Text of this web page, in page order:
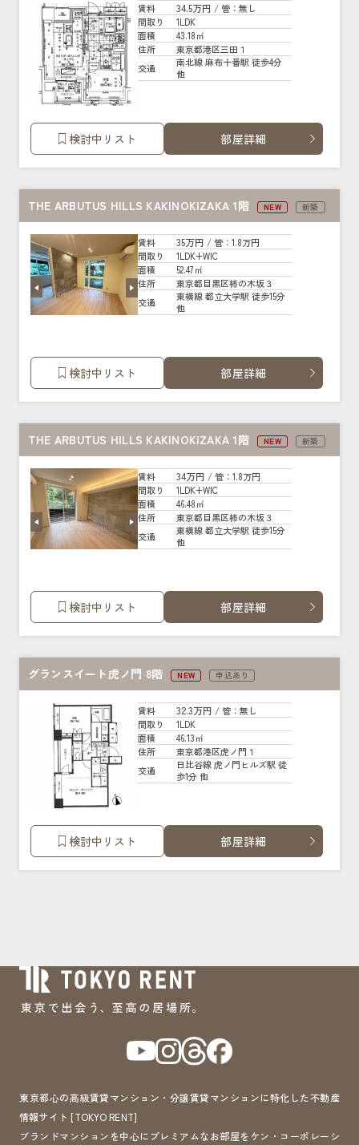
賃料 34.5万円 / 管：無し
間取り
1LDK
面積
43.18㎡
住所
東京都港区三田１
交通
南北線 麻布十番駅 徒歩4分
他
検討中リスト 部屋詳細
THE ARBUTUS HILLS KAKINOKIZAKA 1階 NEW 新築
賃料 35万円 / 管：1.8万円
間取り
1LDK+WIC
面積
52.47㎡
住所
東京都目黒区柿の木坂３
交通
東横線 都立大学駅 徒歩15分
他
検討中リスト 部屋詳細
THE ARBUTUS HILLS KAKINOKIZAKA 1階 NEW 新築
賃料 34万円 / 管：1.8万円
間取り
1LDK+WIC
面積
46.48㎡
住所
東京都目黒区柿の木坂３
交通
東横線 都立大学駅 徒歩15分
他
検討中リスト 部屋詳細
グランスイート虎ノ門 8階 NEW 申込あり
賃料 32.3万円 / 管：無し
間取り
1LDK
面積
46.13㎡
住所
東京都港区虎ノ門１
交通
日比谷線 虎ノ門ヒルズ駅 徒
歩1分 他
検討中リスト 部屋詳細
東京都心の高級賃貸マンション・分譲賃貸マンションに特化した不動産
情報サイト [TOKYO RENT]
ブランドマンションを中心にプレミアムなお部屋をケン・コーポレーシ